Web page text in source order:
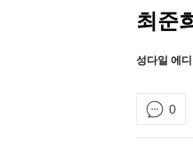
최준
성다일 에디
0